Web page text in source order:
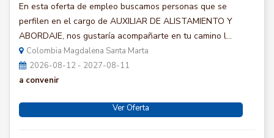
En esta oferta de empleo buscamos personas que se
perfilen en el cargo de AUXILIAR DE ALISTAMIENTO Y
ABORDAJE, nos gustaría acompañarte en tu camino l...
Colombia Magdalena Santa Marta
2026-08-12 - 2027-08-11
a convenir
Ver Oferta